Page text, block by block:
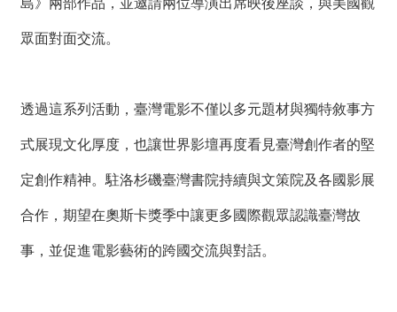
眾面對面交流。
透過這系列活動，臺灣電影不僅以多元題材與獨特敘事方
式展現文化厚度，也讓世界影壇再度看見臺灣創作者的堅
定創作精神。駐洛杉磯臺灣書院持續與文策院及各國影展
合作，期望在奧斯卡獎季中讓更多國際觀眾認識臺灣故
事，並促進電影藝術的跨國交流與對話。